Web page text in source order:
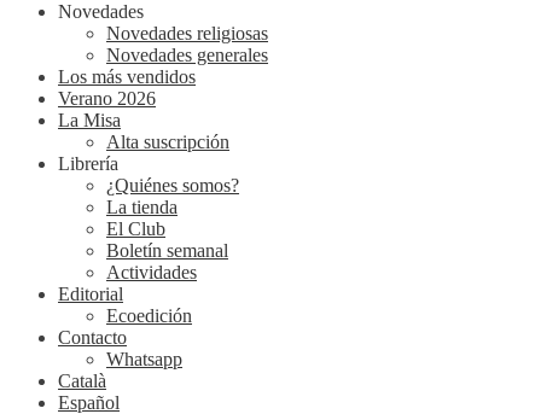
Novedades
Novedades religiosas
Novedades generales
Los más vendidos
Verano 2026
La Misa
Alta suscripción
Librería
¿Quiénes somos?
La tienda
El Club
Boletín semanal
Actividades
Editorial
Ecoedición
Contacto
Whatsapp
Català
Español